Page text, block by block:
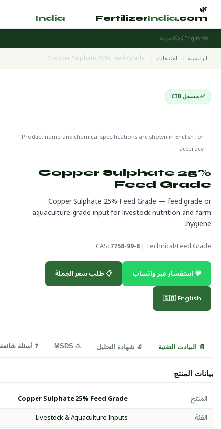
🌿
FertilizerIndia.com
India
🌐
English
हिन्दीالعربية
الرئيسية › المنتجات ›
Copper Sulphate 25% Feed Grade
✅ مسجل CIB
Product name and chemical specifications are shown in English for
accuracy
Copper Sulphate 25%
Feed Grade
Copper Sulphate 25% Feed Grade — feed grade or
aquaculture-grade input for livestock nutrition and farm
hygiene.
CAS:7758-99-8 | Technical/Feed Grade
💬 استفسار عبر واتساب
📋 طلب سعر الجملة
🇬🇧 English
📄 البيانات التقنية 🔬 شهادة التحليل ⚠️ MSDS ❓ أسئلة شائعة
بيانات المنتج
المنتج
Copper Sulphate 25% Feed Grade
الفئة
Livestock & Aquaculture Inputs